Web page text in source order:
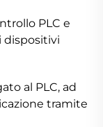
PLC e
dispositivi
al PLC, ad
tramite